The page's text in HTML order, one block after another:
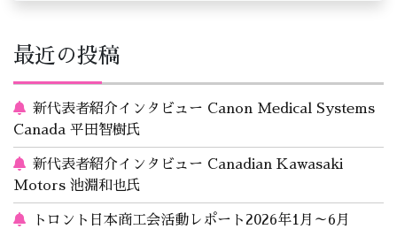
最近の投稿
新代表者紹介インタビュー Canon Medical Systems
Canada 平田智樹氏
新代表者紹介インタビュー Canadian Kawasaki
Motors 池淵和也氏
トロント日本商工会活動レポート2026年1月～6月